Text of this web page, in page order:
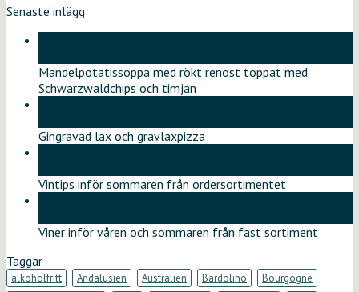
Senaste inlägg
Mandelpotatissoppa med rökt renost toppat med
Schwarzwaldchips och timjan
Gingravad lax och gravlaxpizza
Vintips inför sommaren från ordersortimentet
Viner inför våren och sommaren från fast sortiment
Taggar
alkoholfritt Andalusien Australien Bardolino
Bourgogne